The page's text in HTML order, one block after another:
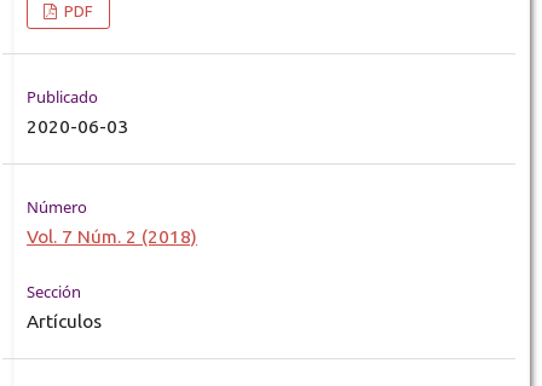
PDF
Publicado
2020-06-03
Número
Vol. 7 Núm. 2 (2018)
Sección
Artículos